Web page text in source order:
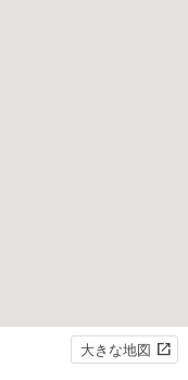
大きな地図